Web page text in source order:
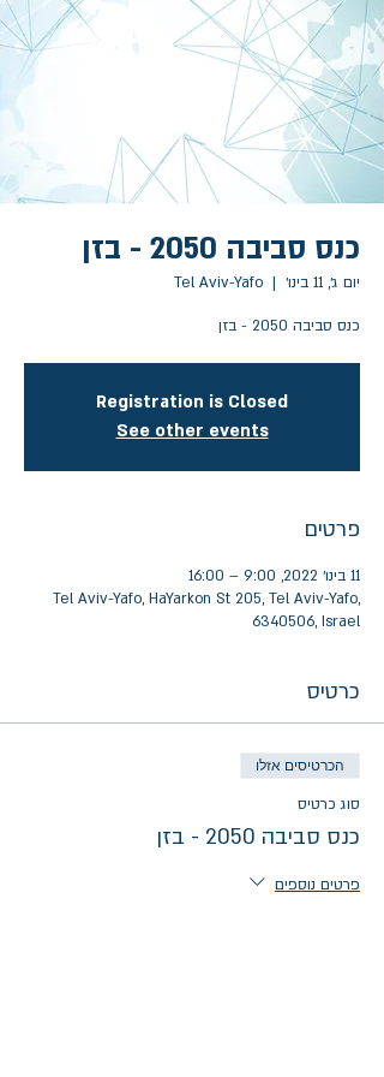
כנס סביבה 2050 - בזן
יום ג׳, 11 בינו׳
  |
Tel Aviv-Yafo
כנס סביבה 2050 - בזן
Registration is Closed
See other events
פרטים
11 בינו׳ 2022, 9:00 – 16:00
Tel Aviv-Yafo, HaYarkon St 205, Tel Aviv-Yafo,
6340506, Israel
כרטיס
הכרטיסים אזלו
סוג כרטיס
כנס סביבה 2050 - בזן
פרטים נוספים